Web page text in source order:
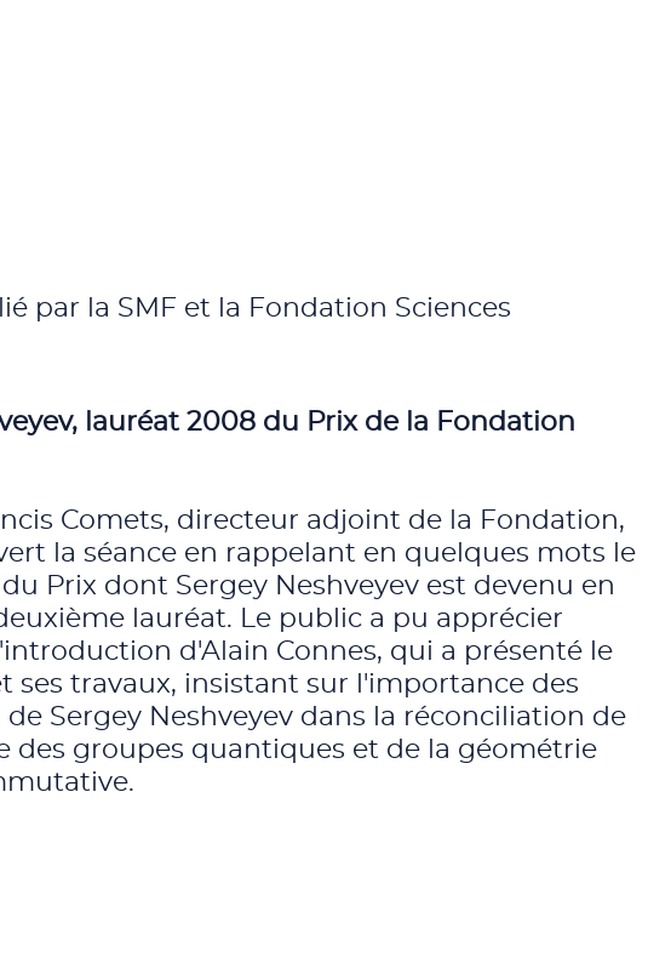
par la SMF et la Fondation Sciences
lauréat 2008 du Prix de la Fondation
Comets, directeur adjoint de la Fondation,
la séance en rappelant en quelques mots le
Prix dont Sergey Neshveyev est devenu en
lauréat. Le public a pu apprécier
d'Alain Connes, qui a présenté le
ses travaux, insistant sur l'importance des
de Sergey Neshveyev dans la réconciliation de
des groupes quantiques et de la géométrie